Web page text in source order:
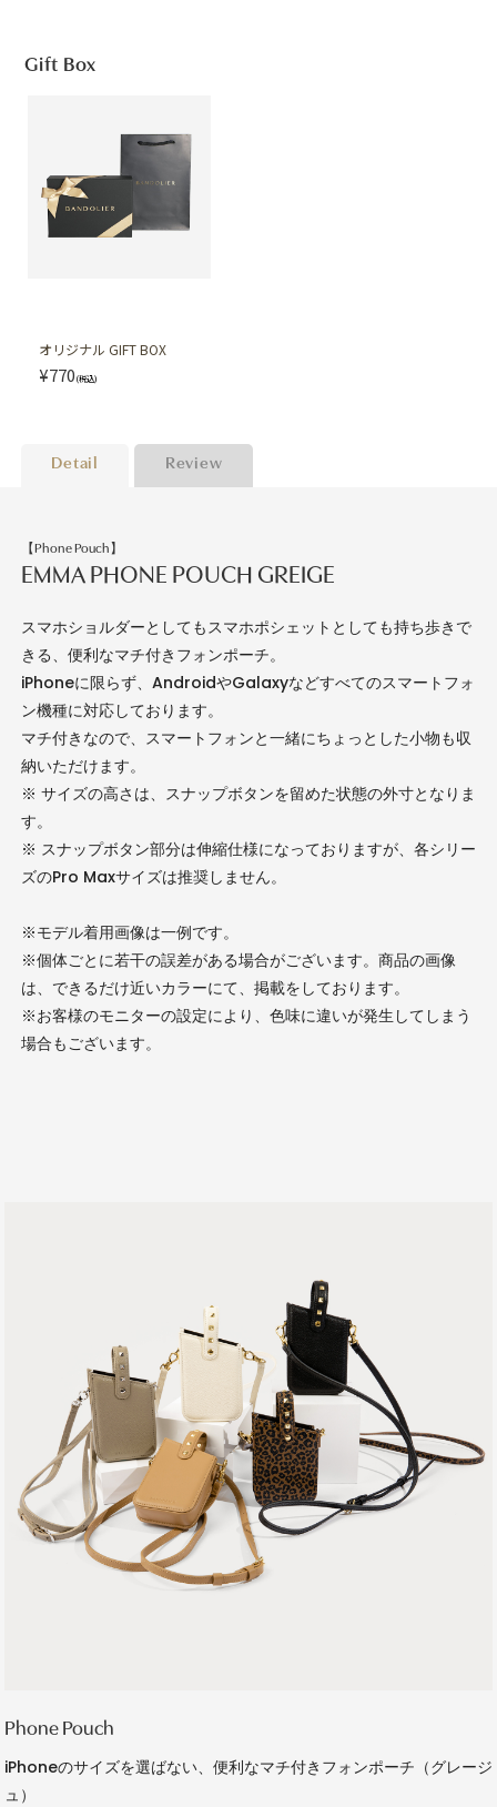
Gift Box
オリジナル GIFT BOX
¥770 (税込)
Detail Review
【Phone Pouch】
EMMA PHONE POUCH GREIGE
スマホショルダーとしてもスマホポシェットとしても持ち歩きで
きる、便利なマチ付きフォンポーチ。
iPhoneに限らず、AndroidやGalaxyなどすべてのスマートフォ
ン機種に対応しております。
マチ付きなので、スマートフォンと一緒にちょっとした小物も収
納いただけます。
※ サイズの高さは、スナップボタンを留めた状態の外寸となりま
す。
※ スナップボタン部分は伸縮仕様になっておりますが、各シリー
ズのPro Maxサイズは推奨しません。
※モデル着用画像は一例です。
※個体ごとに若干の誤差がある場合がございます。商品の画像
は、できるだけ近いカラーにて、掲載をしております。
※お客様のモニターの設定により、色味に違いが発生してしまう
場合もございます。
Phone Pouch
iPhoneのサイズを選ばない、便利なマチ付きフォンポーチ（グレージ
ュ）